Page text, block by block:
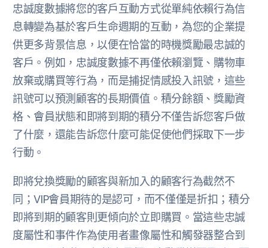
忠誠度數據將您的客戶互動方式從單純依賴行為信
息轉變為基於客戶生命週期的互動，為您的企業提
供更多背景信息，以便在恰當的時機獎勵最忠誠的
客戶。例如，忠誠度數據不再僅依賴瀏覽、購物車
放棄或購買等行為，而是捕捉情感投入訊號，這些
訊號可以預測顧客的長期價值。積分餘額、獎勵資
格、會員狀態和即將到期的積分不僅告訴您客戶做
了什麼，還能告訴您什麼可能促使他們採取下一步
行動。
即將兌換獎勵的顧客與新加入的顧客行為截然不
同；VIP會員期待的是認可，而不僅僅是折扣；積分
即將到期的顧客則更傾向於立即購買。當這些忠誠
度屬性和事件作為使用者畫像屬性和觸發器整合到